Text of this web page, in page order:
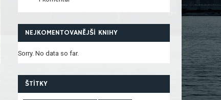
NEJKOMENTOVANĚJŠÍ KNIHY
Sorry. No data so far.
ŠTÍTKY